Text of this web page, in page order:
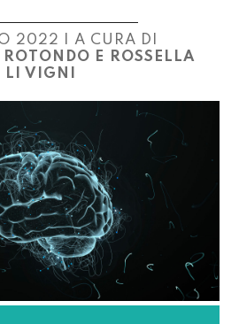
2022 | A CURA DI
ROTONDO
ROSSELLA
LI VIGNI